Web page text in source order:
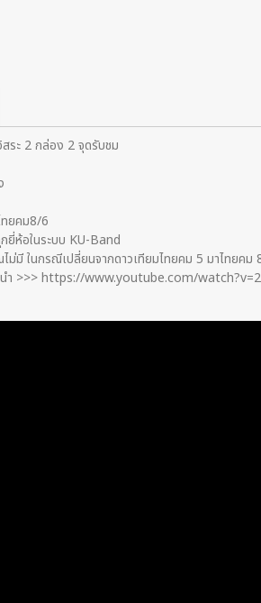
ระ 2 กล่อง 2 จุดรับชม
ทยคม8/6
ยี่ห้อในระบบ KU-Band
มี ในกรณีเปลี่ยนจากดาวเทียมไทยคม 5 มาไทยคม
ำ >>>https://www.youtube.com/